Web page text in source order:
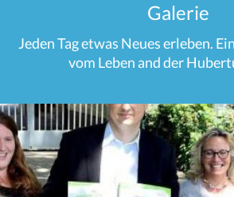
Galerie
Jeden Tag etwas Neues erleben.
vom Leben and der